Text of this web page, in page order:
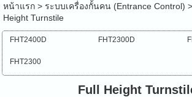
หน้าแรก> ระบบเครื่องกั้นคน (Entrance Control) >
Height Turnstile
FHT2400D FHT2300D
FHT2300
Full Height